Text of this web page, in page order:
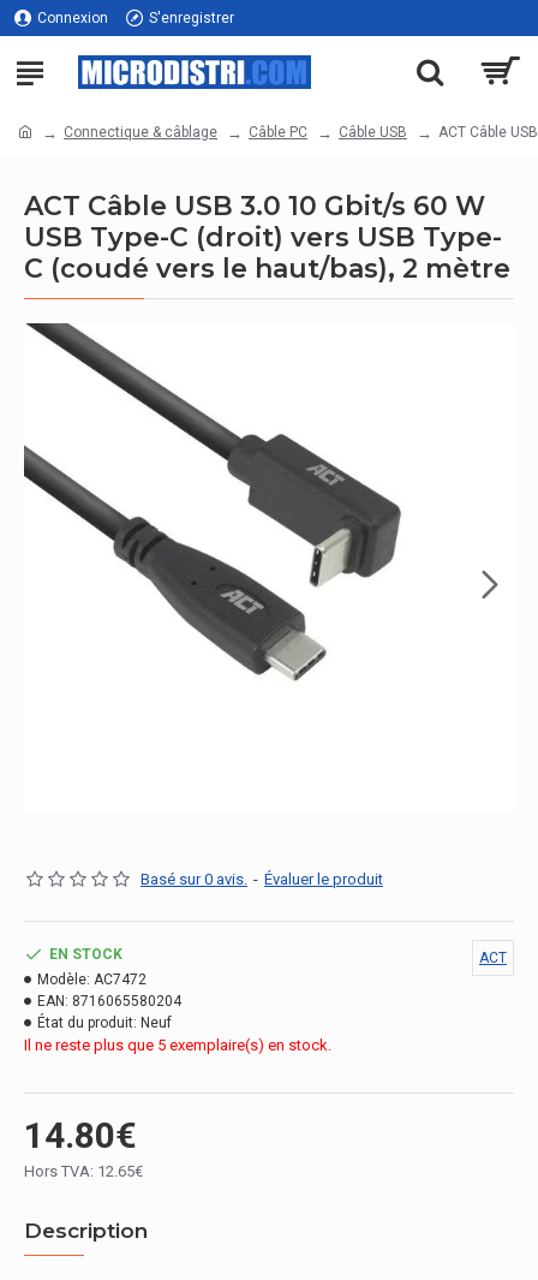
Connexion S'enregistrer
Connectique & câblage Câble PC Câble USB ACT Câble
ACT Câble USB 3.0 10 Gbit/s 60 W
USB Type-C (droit) vers USB Type-
C (coudé vers le haut/bas), 2 mètre
Basé sur 0 avis. - Évaluer le produit
14.80€
Hors TVA: 12.65€
EN STOCK
Modèle: AC7472
EAN: 8716065580204
État du produit: Neuf
ACT
Il ne reste plus que 5 exemplaire(s) en stock.
Description